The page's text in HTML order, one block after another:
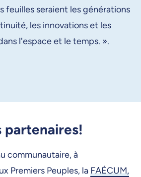
feuilles seraient les générations
les innovations et les
l'espace et le temps. ».
partenaires!
communautaire, à
Premiers Peuples, la FAÉCUM,